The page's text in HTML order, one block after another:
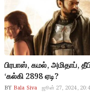
பிரபாஸ், கமல், அமிதாப்,
‘கல்கி 2898 ஏடி?
BY Bala Siva ஜூன் 27, 2024,